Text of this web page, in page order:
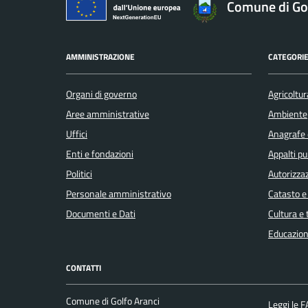
Comune di
AMMINISTRAZIONE
Organi di governo
Aree amministrative
Uffici
Enti e fondazioni
Politici
Personale amministrativo
Documenti e Dati
Ambiente
Appalti
Catasto
Cultura e
CONTATTI
Comune di Golfo Aranci Leggi le